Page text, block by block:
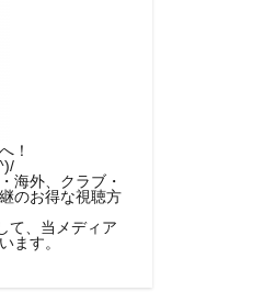
！
海外、クラブ・
のお得な視聴方
て、当メディア
ます。